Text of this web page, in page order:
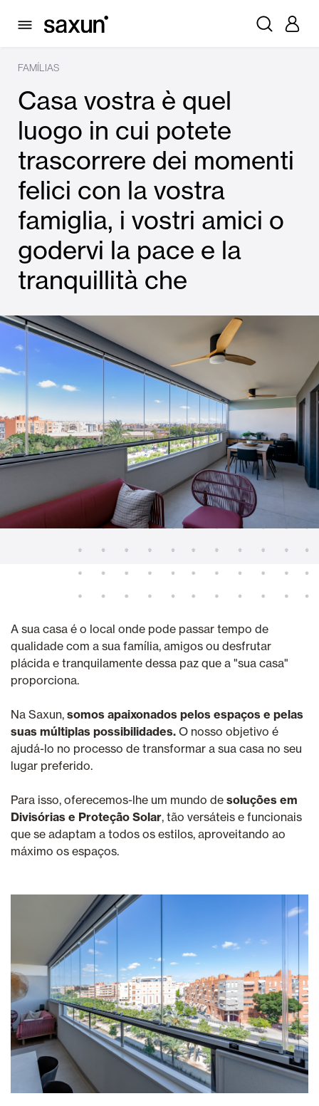
FAMÍLIAS
Casa vostra è quel
luogo in cui potete
trascorrere dei momenti
felici con la vostra
famiglia, i vostri amici o
godervi la pace e la
tranquillità che
A sua casa é o local onde pode passar tempo de
qualidade com a sua família, amigos ou desfrutar
plácida e tranquilamente dessa paz que a "sua casa"
proporciona.
Na Saxun, somos apaixonados pelos espaços e pelas
suas múltiplas possibilidades. O nosso objetivo é
ajudá-lo no processo de transformar a sua casa no seu
lugar preferido.
Para isso, oferecemos-lhe um mundo de soluções em
Divisórias e Proteção Solar, tão versáteis e funcionais
que se adaptam a todos os estilos, aproveitando ao
máximo os espaços.